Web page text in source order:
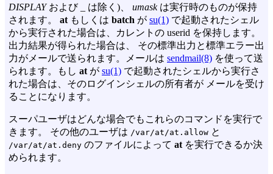
DISPLAYおよび は除く)、 umaskは実行時のものが保持
されます。 at もしくは batch が su(1) で起動されたシェル
から実行された場合は、カレントの userid を保持します。
出力結果が得られた場合は、 その標準出力と標準エラー出
力がメールで送られます。メールは sendmail(8) を使って送
られます。もし at が su(1) で起動されたシェルから実行さ
れた場合は、そのログインシェルの所有者が メールを受け
ることになります。
スーパユーザはどんな場合でもこれらのコマンドを実行で
きます。 その他のユーザは /var/at/at.allow と
/var/at/at.deny のファイルによって at を実行できるか決
められます。